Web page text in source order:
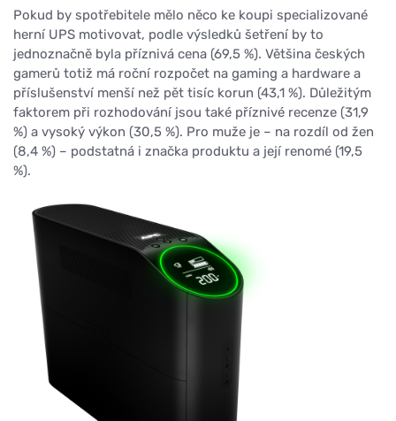
Pokud by spotřebitele mělo něco ke koupi specializované
herní UPS motivovat, podle výsledků šetření by to
jednoznačně byla příznivá cena (69,5 %). Většina českých
gamerů totiž má roční rozpočet na gaming a hardware a
příslušenství menší než pět tisíc korun (43,1 %). Důležitým
faktorem při rozhodování jsou také příznivé recenze (31,9
%) a vysoký výkon (30,5 %). Pro muže je – na rozdíl od žen
(8,4 %) – podstatná i značka produktu a její renomé (19,5
%).